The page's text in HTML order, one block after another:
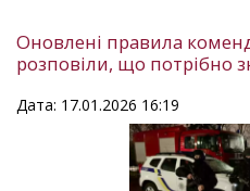
Оновлені правила
розповіли, що потрібно
Дата: 17.01.2026 16:19